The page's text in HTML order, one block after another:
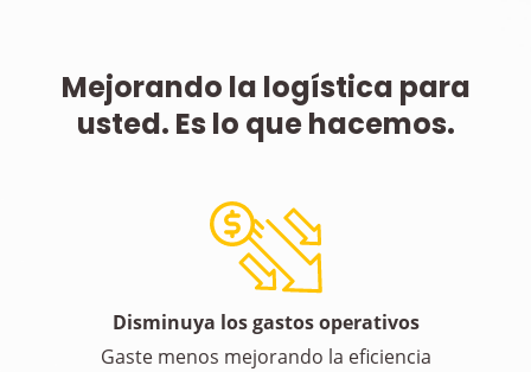
Mejorando la logística para
usted. Es lo que hacemos.
Disminuya los gastos operativos
Gaste menos mejorando la eficiencia